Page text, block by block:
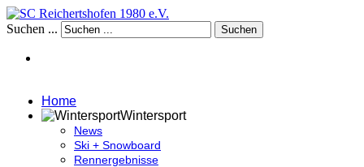
Suchen ... Suchen
Home
Wintersport
News
Ski + Snowboard
Rennergebnisse